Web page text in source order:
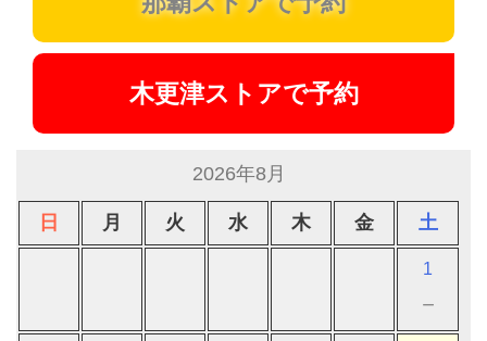
木更津ストアで予約
2026年8月
日 月 火 水 木 金 土
1
－